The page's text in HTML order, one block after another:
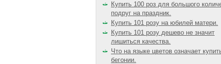
Купить 100 роз для большого
подруг на праздник.
Купить 101 розу на юбилей матери.
Купить 101 розу дешево не значит
лишиться качества.
Что на языке цветов означает
бегонии.